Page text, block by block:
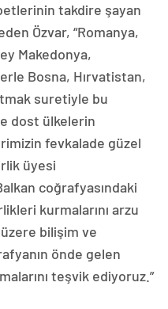
takdire şayan
Özvar, “Romanya,
Makedonya,
Bosna, Hırvatistan,
suretiyle bu
dost ülkelerin
fevkalade güzel
üyesi
coğrafyasındaki
kurmalarını arzu
bilişim ve
önde gelen
teşvik ediyoruz.”